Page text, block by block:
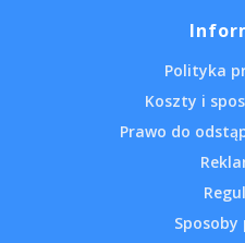
Polityka
Koszty i
Prawo do
Sposoby